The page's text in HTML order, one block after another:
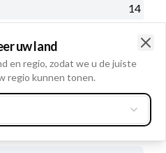
14
uw land
en regio, zodat we u de juiste
regio kunnen tonen.